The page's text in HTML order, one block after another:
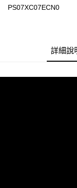
宅配
每筆NT$399，滿
PS07XC07ECN0
詳細說